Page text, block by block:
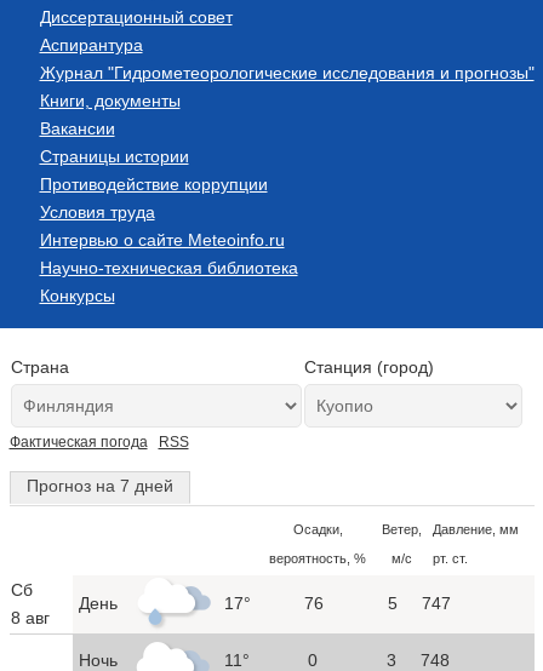
Диссертационный совет
Аспирантура
Журнал "Гидрометеорологические исследования и прогнозы"
Книги, документы
Вакансии
Страницы истории
Противодействие коррупции
Условия труда
Интервью о сайте Meteoinfo.ru
Научно-техническая библиотека
Конкурсы
Страна Станция (город)
Фактическая погода RSS
Прогноз на 7 дней
Осадки,
вероятность, %
Ветер,
м/с
Давление, мм
рт. ст.
Сб
8 авг
День 17° 76 5 747
Ночь 11° 0 3 748